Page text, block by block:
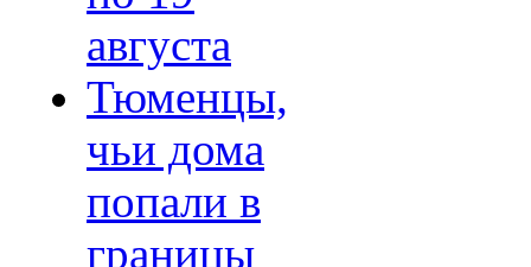
августа
Тюменцы,
чьи дома
попали в
границы